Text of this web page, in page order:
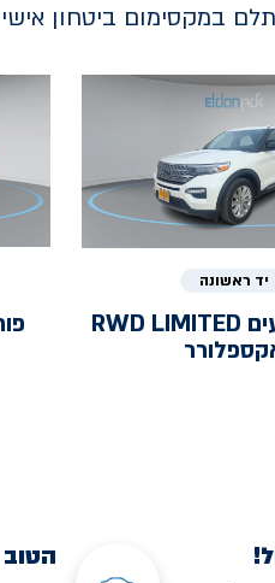
במקסימום ביטחון אישי
יד ראשונה
7 נוסעים RWD LIMITED